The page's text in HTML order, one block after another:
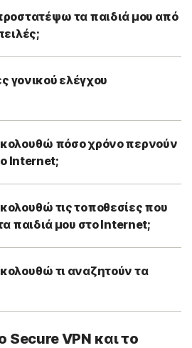
τα παιδιά μου από
γονικού ελέγχου
πόσο χρόνο περνούν
Internet;
τις τοποθεσίες που
παιδιά μου στο Internet;
τι αναζητούν τα
Secure VPN και το